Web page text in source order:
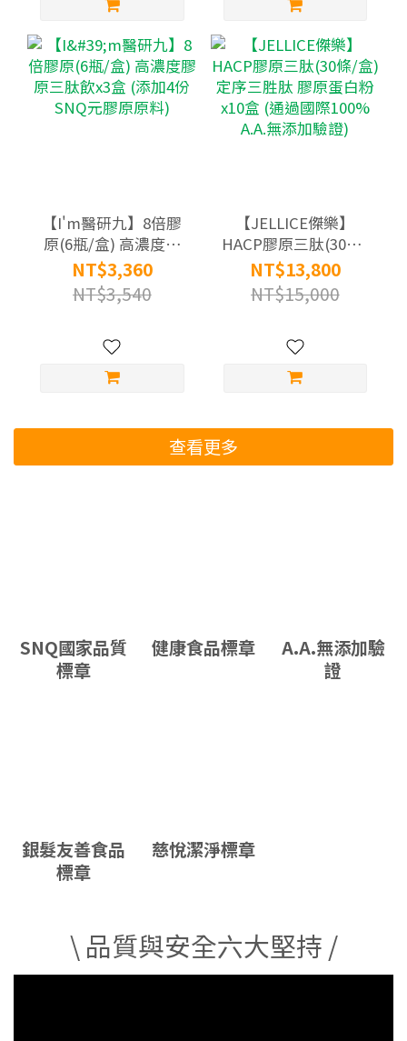
【I'm醫研九】8倍膠
原(6瓶/盒) 高濃度膠
原三肽飲x3盒 (添加4
份SNQ元膠原原料)
NT$3,360
NT$3,540
【JELLICE傑樂】
HACP膠原三肽(30條/
盒) 定序三胜肽 膠原
蛋白粉x10盒 (通過國
際100% A.A.無添加驗
NT$13,800
NT$15,000
查看更多
SNQ國家品質
標章
健康食品標章
A.A.無添加驗
證
銀髮友善食品
標章
慈悅潔淨標章
\ 品質與安全六大堅持 /